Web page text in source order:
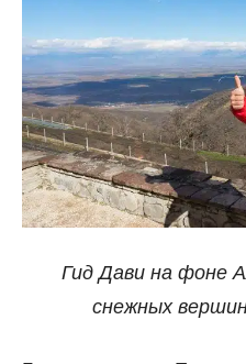
Гид Дави на фоне
снежных